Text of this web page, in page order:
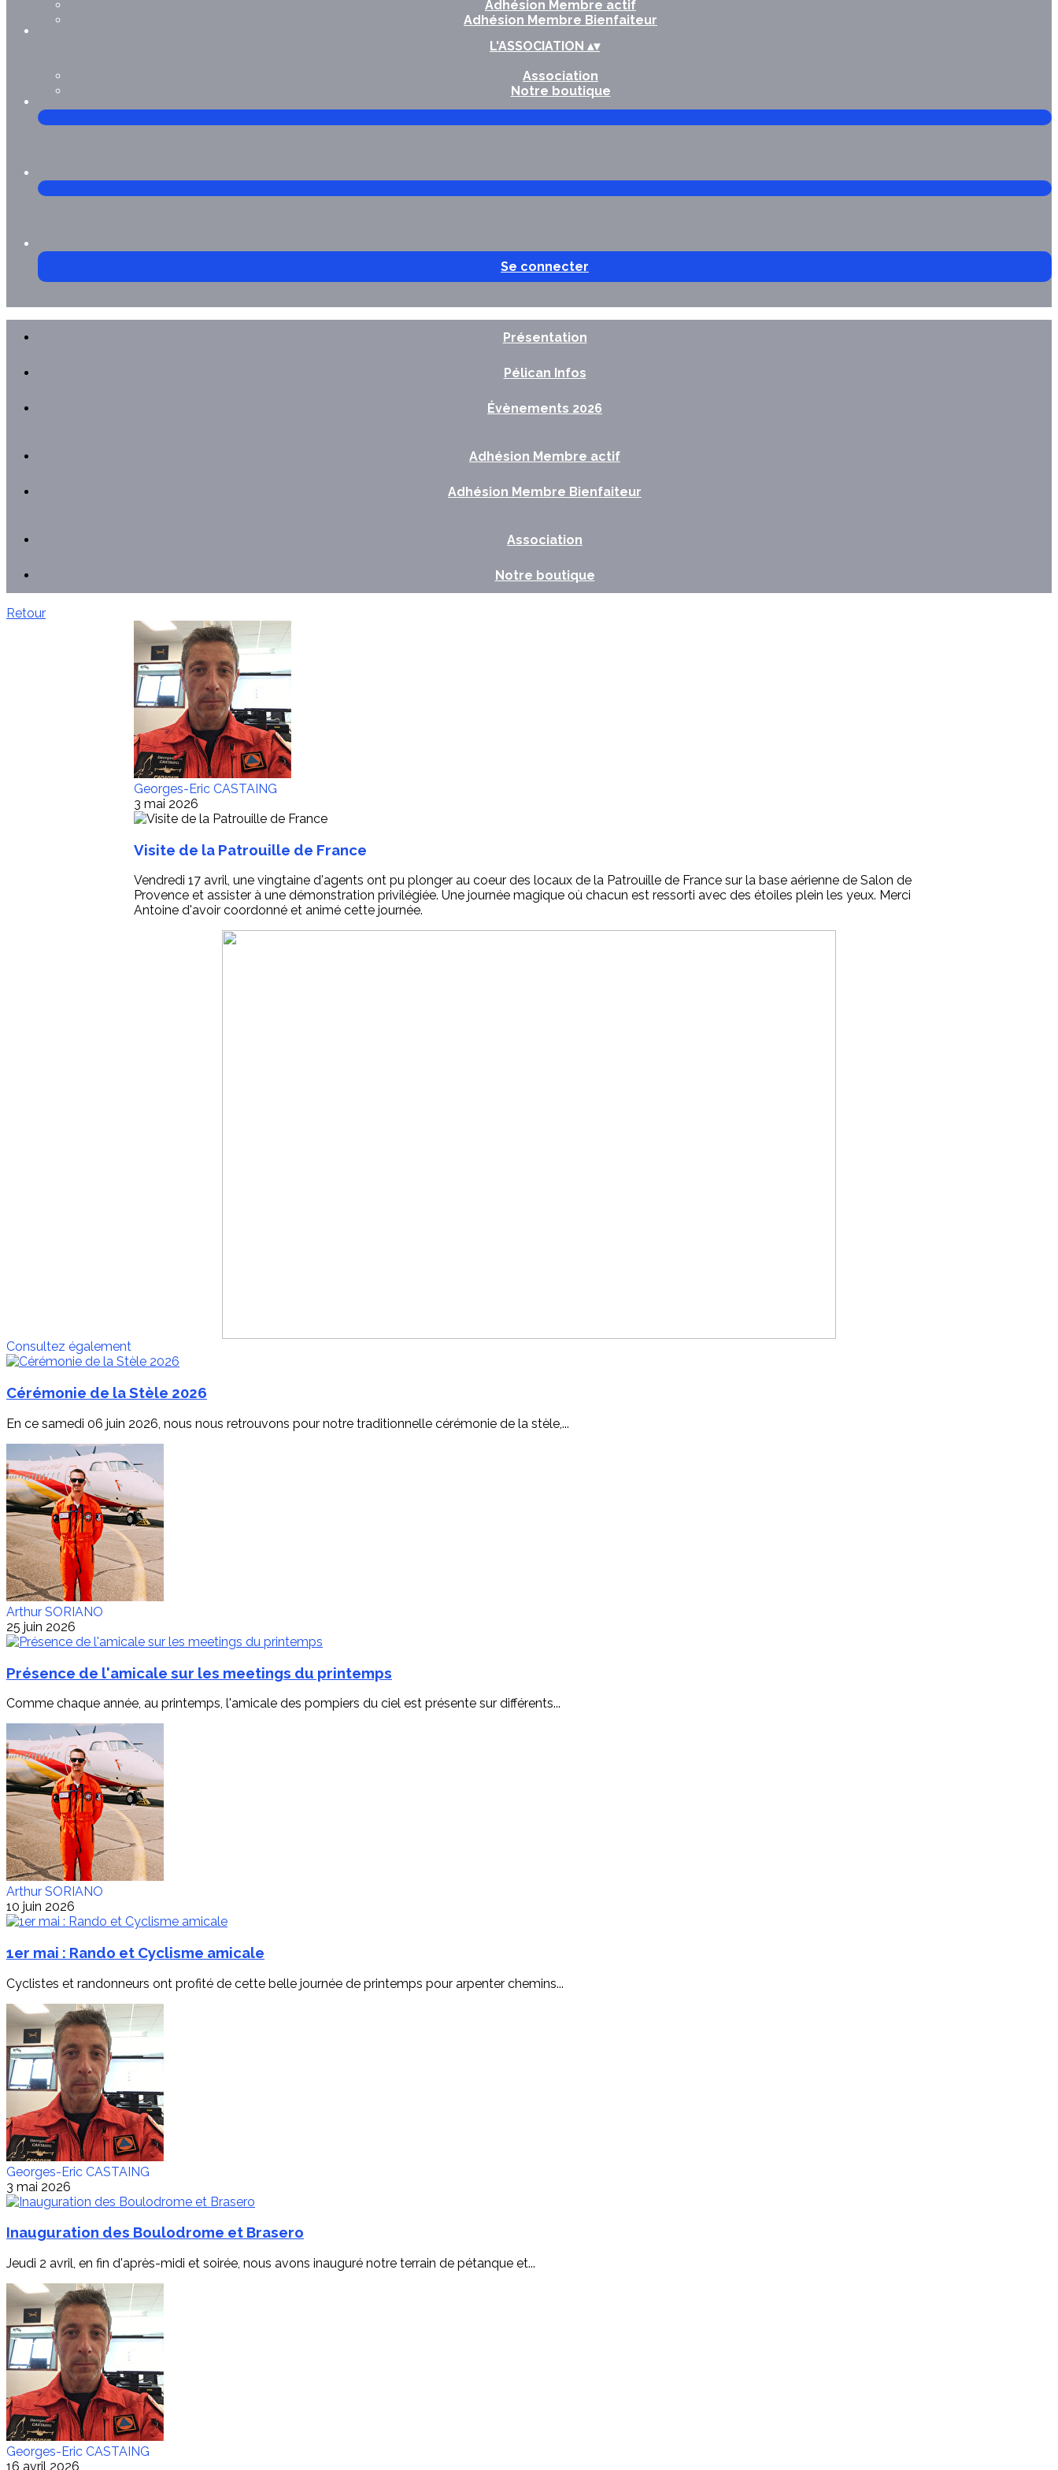
Adhésion Membre actif
Adhésion Membre Bienfaiteur
L'ASSOCIATION ▴▾
Association
Notre boutique
Se connecter
Présentation
Pélican Infos
Évènements 2026
Adhésion Membre actif
Adhésion Membre Bienfaiteur
Association
Notre boutique
Retour
Georges-Eric CASTAING
3 mai 2026
Visite de la Patrouille de France
Vendredi 17 avril, une vingtaine d'agents ont pu plonger au coeur des locaux de la Patrouille de France sur la base aérienne de Salon de
Provence et assister à une démonstration privilégiée. Une journée magique où chacun est ressorti avec des étoiles plein les yeux. Merci
Antoine d'avoir coordonné et animé cette journée.
Consultez également
Cérémonie de la Stèle 2026
En ce samedi 06 juin 2026, nous nous retrouvons pour notre traditionnelle cérémonie de la stèle,...
Arthur SORIANO
25 juin 2026
Présence de l'amicale sur les meetings du printemps
Comme chaque année, au printemps, l'amicale des pompiers du ciel est présente sur différents...
Arthur SORIANO
10 juin 2026
1er mai : Rando et Cyclisme amicale
Cyclistes et randonneurs ont profité de cette belle journée de printemps pour arpenter chemins...
Georges-Eric CASTAING
3 mai 2026
Inauguration des Boulodrome et Brasero
Jeudi 2 avril, en fin d'après-midi et soirée, nous avons inauguré notre terrain de pétanque et...
Georges-Eric CASTAING
16 avril 2026